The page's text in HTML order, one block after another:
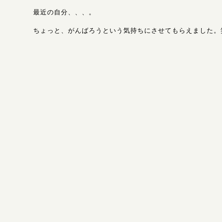
最近の自分、、、。
ちょっと、がんばろうという気持ちにさせてもらえました。